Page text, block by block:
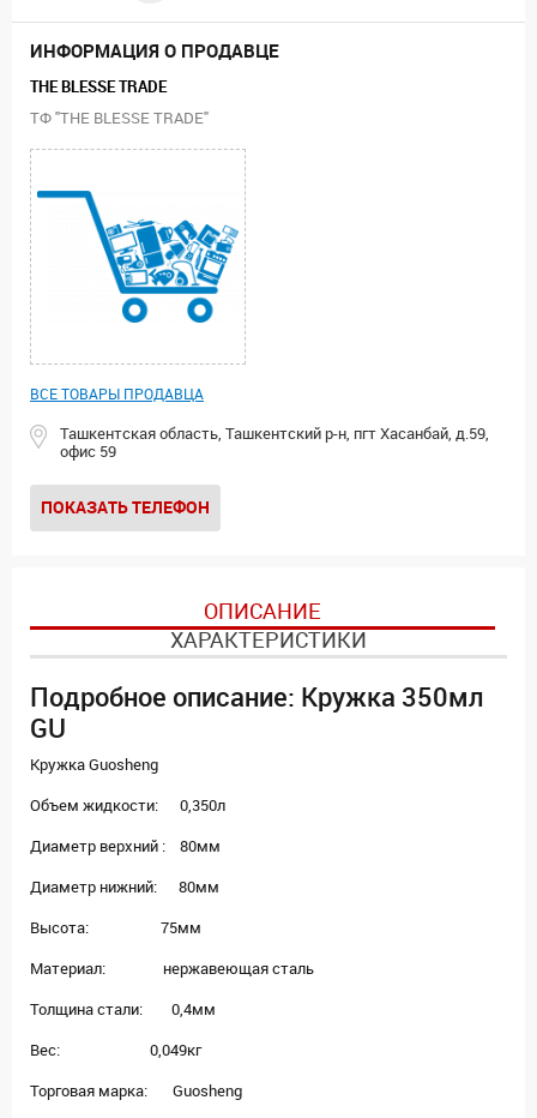
ИНФОРМАЦИЯ О ПРОДАВЦЕ
THE BLESSE TRADE
ТФ "THE BLESSE TRADE"
ВСЕ ТОВАРЫ ПРОДАВЦА
Ташкентская область, Ташкентский р-н, пгт Хасанбай, д.59,
офис 59
ПОКАЗАТЬ ТЕЛЕФОН
ОПИСАНИЕ
ХАРАКТЕРИСТИКИ
Подробное описание: Кружка 350мл
GU
Кружка Guosheng
Объем жидкости: 0,350л
Диаметр верхний : 80мм
Диаметр нижний: 80мм
Высота: 75мм
Материал: нержавеющая сталь
Толщина стали: 0,4мм
Вес: 0,049кг
Торговая марка: Guosheng